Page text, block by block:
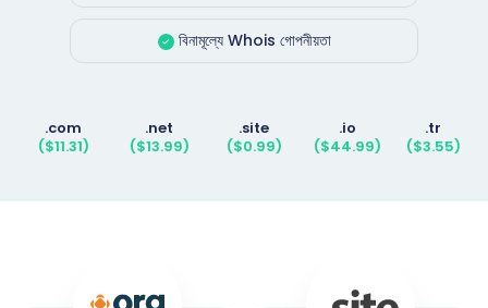
বিনামূল্যে Whois গোপনীয়তা
.com
($11.31)
.net
($13.99)
.site
($0.99)
.io
($44.99)
.tr
($3.55)